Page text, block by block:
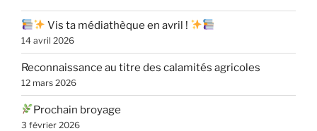
Vis ta médiathèque en avril !
14 avril 2026
Reconnaissance au titre des calamités agricoles
12 mars 2026
Prochain broyage
3 février 2026